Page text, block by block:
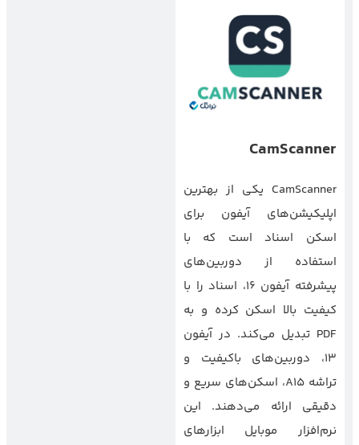
CamScanner
CamScanner یکی از بهترین
اپلیکیشن‌های آیفون برای
اسکن اسناد است که با
استفاده از دوربین‌های
پیشرفته آیفون ۱۶، اسناد را با
کیفیت بالا اسکن کرده و به
PDF تبدیل می‌کند. در آیفون
۱۳، دوربین‌های باکیفیت و
تراشه A15، اسکن‌های سریع و
دقیقی ارائه می‌دهند. این
نرم‌افزار موبایل ابزارهای